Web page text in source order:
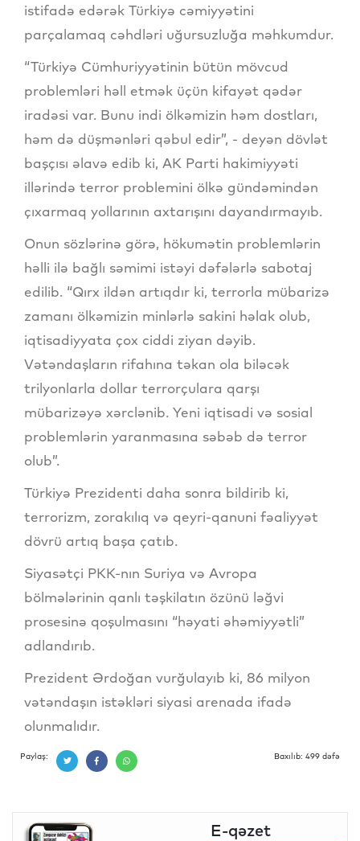
istifadə edərək Türkiyə cəmiyyətini
parçalamaq cəhdləri uğursuzluğa məhkumdur.
“Türkiyə Cümhuriyyətinin bütün mövcud
problemləri həll etmək üçün kifayət qədər
iradəsi var. Bunu indi ölkəmizin həm dostları,
həm də düşmənləri qəbul edir”, - deyən dövlət
başçısı əlavə edib ki, AK Parti hakimiyyəti
illərində terror problemini ölkə gündəmindən
çıxarmaq yollarının axtarışını dayandırmayıb.
Onun sözlərinə görə, hökumətin problemlərin
həlli ilə bağlı səmimi istəyi dəfələrlə sabotaj
edilib. “Qırx ildən artıqdır ki, terrorla mübarizə
zamanı ölkəmizin minlərlə sakini həlak olub,
iqtisadiyyata çox ciddi ziyan dəyib.
Vətəndaşların rifahına təkan ola biləcək
trilyonlarla dollar terrorçulara qarşı
mübarizəyə xərclənib. Yeni iqtisadi və sosial
problemlərin yaranmasına səbəb də terror
olub”.
Türkiyə Prezidenti daha sonra bildirib ki,
terrorizm, zorakılıq və qeyri-qanuni fəaliyyət
dövrü artıq başa çatıb.
Siyasətçi PKK-nın Suriya və Avropa
bölmələrinin qanlı təşkilatın özünü ləğvi
prosesinə qoşulmasını “həyati əhəmiyyətli”
adlandırıb.
Prezident Ərdoğan vurğulayıb ki, 86 milyon
vətəndaşın istəkləri siyasi arenada ifadə
olunmalıdır.
Paylaş: Baxılıb: 499 dəfə
E-qəzet